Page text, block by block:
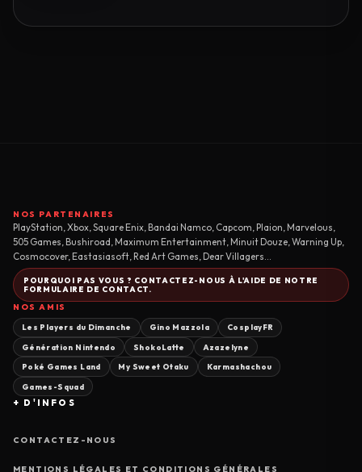
NOS PARTENAIRES
PlayStation, Xbox, Square Enix, Bandai Namco, Capcom, Plaion, Marvelous,
505 Games, Bushiroad, Maximum Entertainment, Minuit Douze, Warning Up,
Cosmocover, Eastasiasoft, Red Art Games, Dear Villagers...
POURQUOI PAS VOUS ? CONTACTEZ-NOUS À L'AIDE DE NOTRE
FORMULAIRE DE CONTACT.
NOS AMIS
Les Players du Dimanche Gino Mazzola CosplayFR
Génération Nintendo ShokoLatte Azazelyne
Poké Games Land My Sweet Otaku Karmashachou
Games-Squad
+ D'INFOS
CONTACTEZ-NOUS
MENTIONS LÉGALES ET CONDITIONS GÉNÉRALES